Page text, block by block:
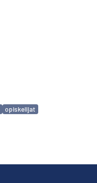
opiskelijat